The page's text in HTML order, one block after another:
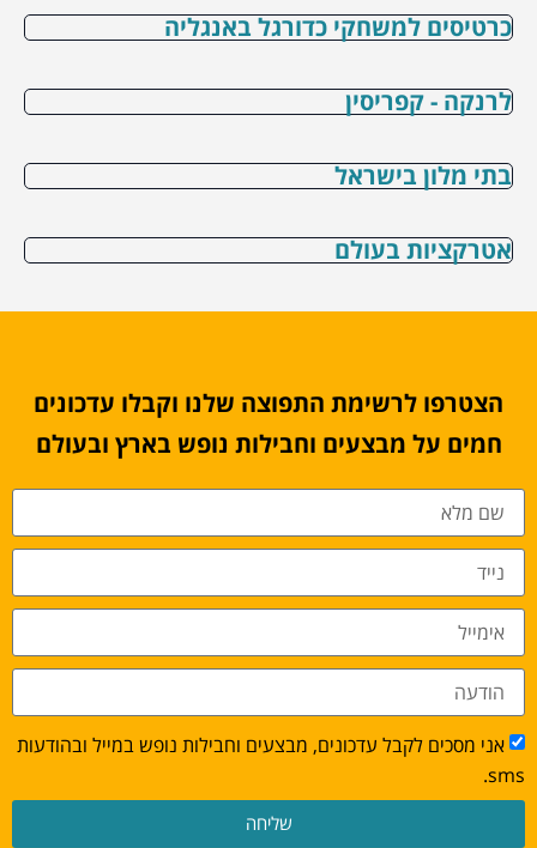
כרטיסים למשחקי כדורגל באנגליה
לרנקה - קפריסין
בתי מלון בישראל
אטרקציות בעולם
הצטרפו לרשימת התפוצה שלנו וקבלו עדכונים
חמים על מבצעים וחבילות נופש בארץ ובעולם
אני מסכים לקבל עדכונים, מבצעים וחבילות נופש במייל ובהודעות
sms.
שליחה